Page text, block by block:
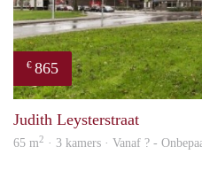
€ 865
Judith Leysterstraat
65 m2 · 3 kamers · Vanaf ? -